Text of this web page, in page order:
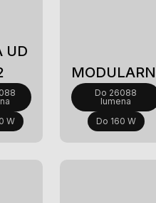
UD
W
Do 26088
lumena
Do 160 W